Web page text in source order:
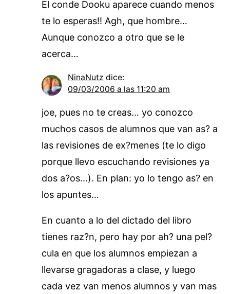
El conde Dooku aparece cuando menos
te lo esperas!! Agh, que hombre…
Aunque conozco a otro que se le
acerca…
NinaNutz dice:
09/03/2006 a las 11:20 am
joe, pues no te creas… yo conozco
muchos casos de alumnos que van as? a
las revisiones de ex?menes (te lo digo
porque llevo escuchando revisiones ya
dos a?os…). En plan: yo lo tengo as? en
los apuntes…
En cuanto a lo del dictado del libro
tienes raz?n, pero hay por ah? una pel?
cula en que los alumnos empiezan a
llevarse gragadoras a clase, y luego
cada vez van menos alumnos y van mas